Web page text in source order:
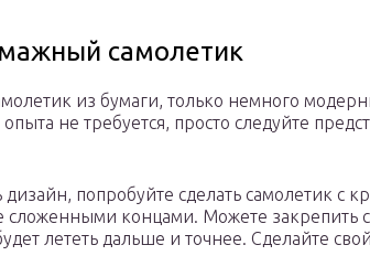
самолетик
из бумаги, только немного
не требуется, просто следуйте
дизайн, попробуйте сделать самолетик с
сложенными концами. Можете закрепить
лететь дальше и точнее. Сделайте